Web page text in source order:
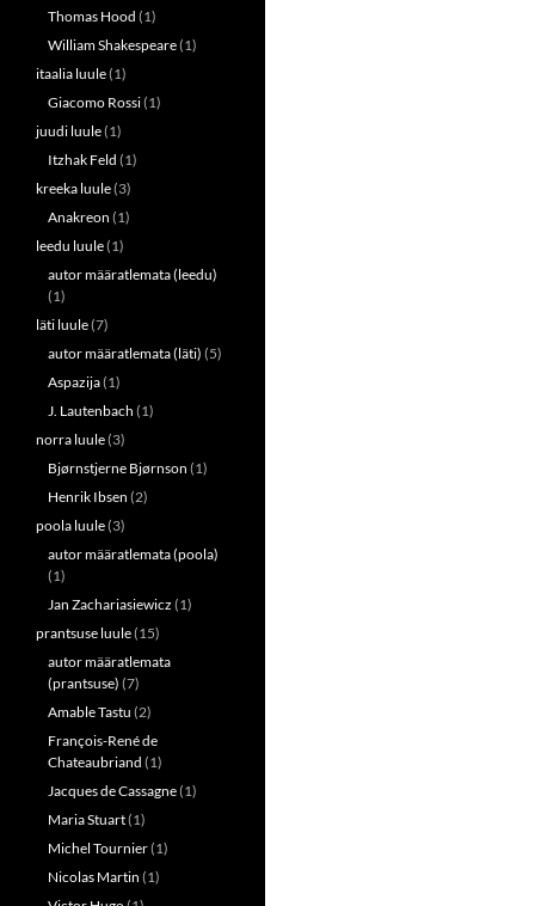
Thomas Hood (1)
William Shakespeare(1)
itaalia luule(1)
Giacomo Rossi(1)
juudi luule(1)
Itzhak Feld (1)
kreeka luule(3)
Anakreon (1)
leedu luule(1)
autor määratlemata (leedu)
(1)
läti luule(7)
autor määratlemata (läti) (5)
Aspazija(1)
J. Lautenbach (1)
norra luule(3)
Bjørnstjerne Bjørnson (1)
Henrik Ibsen (2)
poola luule(3)
autor määratlemata (poola)
(1)
Jan Zachariasiewicz (1)
prantsuse luule(15)
autor määratlemata
(prantsuse) (7)
Amable Tastu (2)
François-René de
Chateaubriand (1)
Jacques de Cassagne(1)
Maria Stuart(1)
Michel Tournier(1)
Nicolas Martin (1)